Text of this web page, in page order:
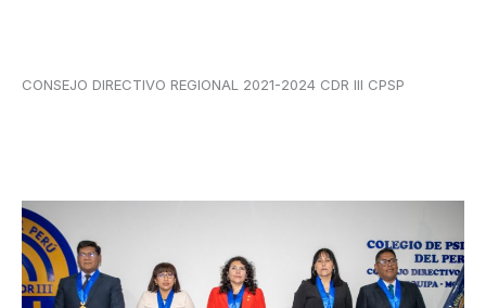
CONSEJO DIRECTIVO REGIONAL 2021-2024 CDR III CPSP